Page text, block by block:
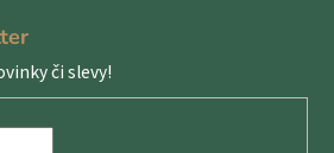
či slevy!